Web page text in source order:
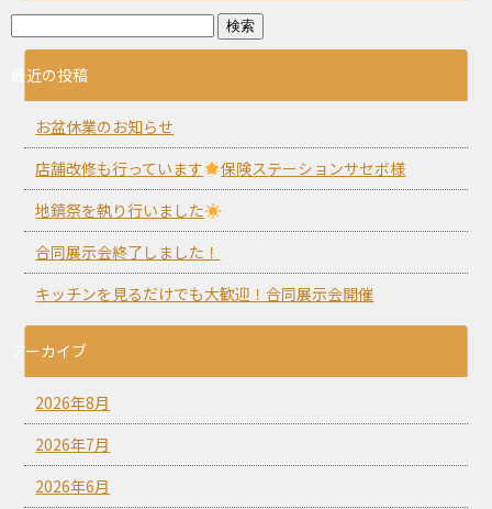
最近の投稿
お盆休業のお知らせ
店舗改修も行っています
保険ステーションサセボ様
地鎮祭を執り行いました
合同展示会終了しました！
キッチンを見るだけでも大歓迎！合同展示会開催
アーカイブ
2026年8月
2026年7月
2026年6月